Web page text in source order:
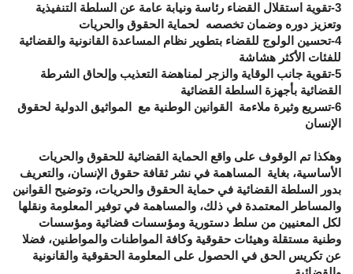
3-تقوية استقلال القضاء رئاسة ونيابة عامة عن السلطة التنفيذية
وتعزيز دوره وضمان تخصصه لحماية الحقوق والحريات
4-تحسين الولوج للقضاء بتطوير نظام المساعدة القانونية والقضائية
للفئات الأكثر هشاشة
5-تقوية جانب الوقاية والزجر لمناهضة التعذيب وإلحاق الشرطة
القضائية بأجهزة السلطة القضائية
6-تسريع وثيرة ملاءمة القوانين الوطنية مع المواثيق الدولية لحقوق
الإنسان
وهكذا تم الوقوف على واقع الحماية القضائية للحقوق والحريات
الأساسية، بغاية المساهمة في نشر ثقافة حقوق الإنسان، والتعريف
بدور السلطة القضائية في حماية الحقوق والحريات، وتوضيح القوانين
والمساطر المعتمدة في ذلك، والمساهمة في توفير المعلومة ونقلها
لكل المعنيين من سلط دستورية ومؤسسات قضائية ومؤسسات
وطنية مستقلة وهيئات حقوقية وكافة المواطنات والمواطنين، فضلا
عن تكريس الحق في الحصول على المعلومة الحقوقية والقانونية